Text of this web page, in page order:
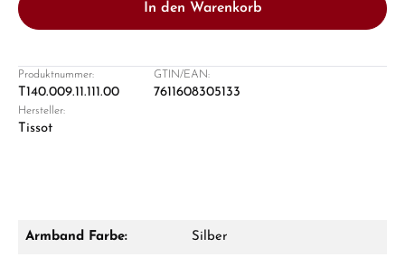
In den Warenkorb
Produktnummer:
T140.009.11.111.00
GTIN/EAN:
7611608305133
Hersteller:
Tissot
Armband Farbe: Silber